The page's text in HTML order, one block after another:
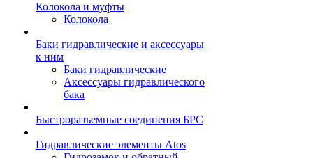
Колокола и муфты
Колокола
Баки гидравлические и аксессуары
к ним
Баки гидравлические
Аксессуары гидравлического
бака
Быстроразъемные соединения БРС
Гидравлические элементы Atos